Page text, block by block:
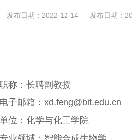
发布日期：2022-12-14 发布日期：
职称：长聘副教授
邮箱：xd.feng@bit.edu.cn
位：化学与化工学院
领域：智能合成生物学